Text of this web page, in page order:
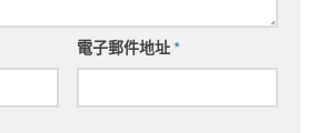
電子郵件地址*